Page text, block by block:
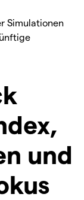
Simulationen
und